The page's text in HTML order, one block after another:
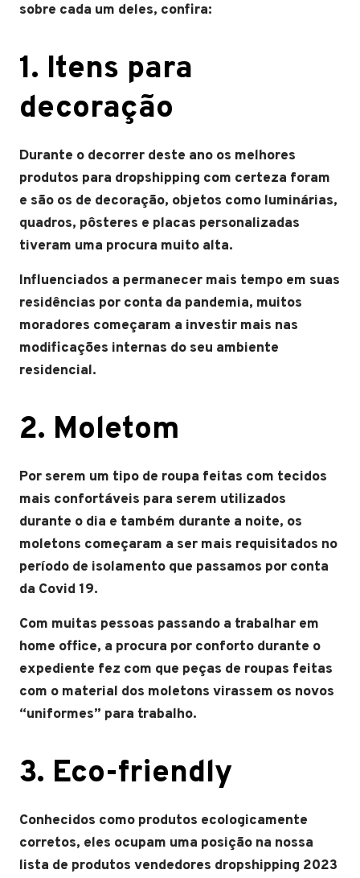
sobre cada um deles, confira:
1. Itens para
decoração
Durante o decorrer deste ano os melhores
produtos para dropshipping com certeza foram
e são os de decoração, objetos como luminárias,
quadros, pôsteres e placas personalizadas
tiveram uma procura muito alta.
Influenciados a permanecer mais tempo em suas
residências por conta da pandemia, muitos
moradores começaram a investir mais nas
modificações internas do seu ambiente
residencial.
2. Moletom
Por serem um tipo de roupa feitas com tecidos
mais confortáveis para serem utilizados
durante o dia e também durante a noite, os
moletons começaram a ser mais requisitados no
período de isolamento que passamos por conta
da Covid 19.
Com muitas pessoas passando a trabalhar em
home office, a procura por conforto durante o
expediente fez com que peças de roupas feitas
com o material dos moletons virassem os novos
“uniformes” para trabalho.
3. Eco-friendly
Conhecidos como produtos ecologicamente
corretos, eles ocupam uma posição na nossa
lista de produtos vendedores dropshipping 2023